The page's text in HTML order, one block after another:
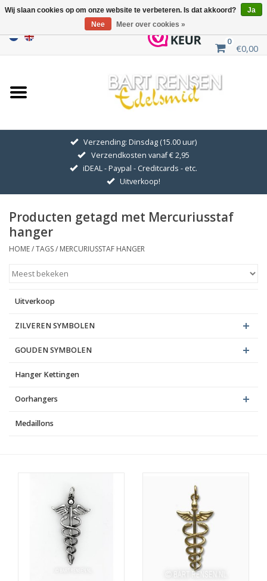
0
€0,00
Home
Uitverkoop
GOUDEN SYMBOLEN
Hanger Kettingen
Oorhangers
Verzending: Dinsdag (15.00 uur)
Verzendkosten vanaf € 2,95
iDEAL - Paypal - Creditcards - etc.
Uitverkoop!
Producten getagd met Mercuriusstaf
hanger
HOME/TAGS/ MERCURIUSSTAF HANGER
Uitverkoop
ZILVEREN SYMBOLEN
GOUDEN SYMBOLEN
Hanger Kettingen
Oorhangers
Medaillons
Wij slaan cookies op om onze website te verbeteren. Is dat akkoord?
Ja
Nee
Meer over cookies »